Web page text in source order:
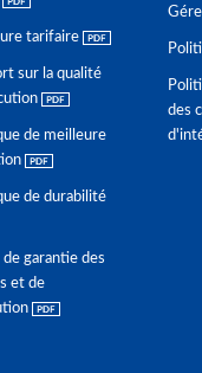
tarifaire
sur la qualité
de meilleure
de durabilité
de garantie des
et de
des